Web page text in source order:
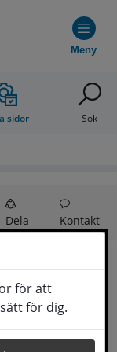
för att
för dig.
Meny
sidor Sök
Dela Kontakt
och